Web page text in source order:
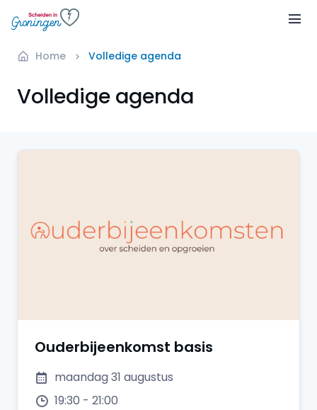
Home Volledige agenda
Volledige agenda
Ouderbijeenkomst basis
maandag 31 augustus
19:30 - 21:00